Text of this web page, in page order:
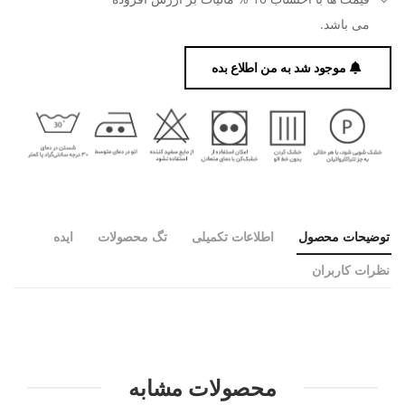
می باشد.
موجود شد به من اطلاع بده
توضیحات محصول اطلاعات تکمیلی تگ محصولات ایده
نظرات کاربران
محصولات مشابه